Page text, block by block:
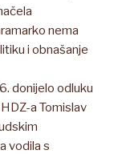
nema
i obnašanje
donijelo odluku
a Tomislav
vodila s